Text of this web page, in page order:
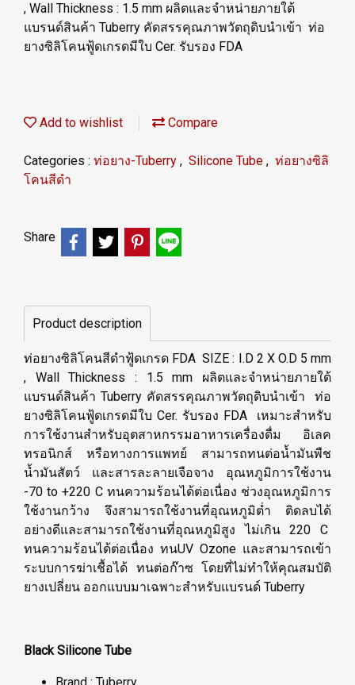
, Wall Thickness : 1.5 mm ผลิตและจำหน่ายภายใต้
แบรนด์สินค้า Tuberry คัดสรรคุณภาพวัตถุดิบนำเข้า ท่อ
ยางซิลิโคนฟู้ดเกรดมีใบ Cer. รับรอง FDA
Add to wishlist Compare
Categories : ท่อยาง-Tuberry , Silicone Tube , ท่อยางซิลิ
โคนสีดำ
Share
Product description
ท่อยางซิลิโคนสีดำฟู้ดเกรด FDA SIZE : I.D 2 X O.D 5 mm
, Wall Thickness : 1.5 mm ผลิตและจำหน่ายภายใต้
แบรนด์สินค้า Tuberry คัดสรรคุณภาพวัตถุดิบนำเข้า ท่อ
ยางซิลิโคนฟู้ดเกรดมีใบ Cer. รับรอง FDA เหมาะสำหรับ
การใช้งานสำหรับอุตสาหกรรมอาหารเครื่องดื่ม อิเลค
ทรอนิกส์ หรือทางการแพทย์ สามารถทนต่อน้ำมันพืช
น้ำมันสัตว์ และสารละลายเจือจาง อุณหภูมิการใช้งาน
-70 to +220 C ทนความร้อนได้ต่อเนื่อง ช่วงอุณหภูมิการ
ใช้งานกว้าง จึงสามารถใช้งานที่อุณหภูมิต่ำ ติดลบได้
อย่างดีและสามารถใช้งานที่อุณหภูมิสูง ไม่เกิน 220 C
ทนความร้อนได้ต่อเนื่อง ทนUV Ozone และสามารถเข้า
ระบบการฆ่าเชื้อได้ ทนต่อก๊าซ โดยที่ไม่ทำให้คุณสมบัติ
ยางเปลี่ยน ออกแบบมาเฉพาะสำหรับแบรนด์ Tuberry
Black Silicone Tube